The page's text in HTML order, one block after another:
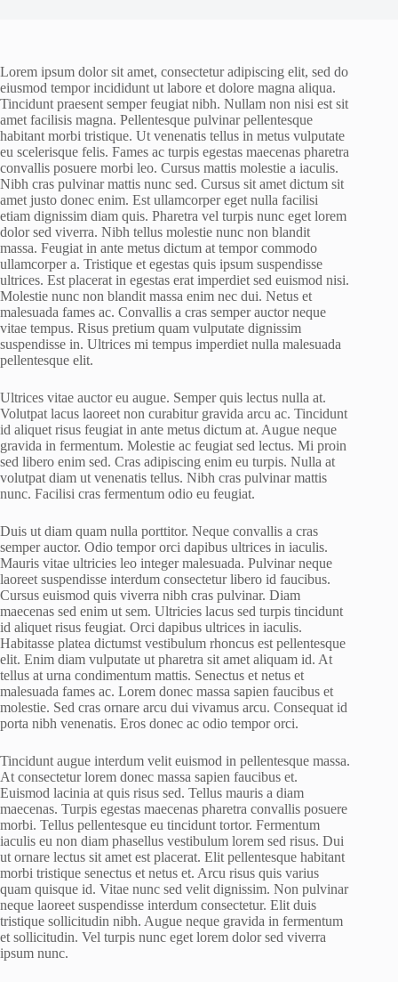
Lorem ipsum dolor sit amet, consectetur adipiscing elit, sed do
eiusmod tempor incididunt ut labore et dolore magna aliqua.
Tincidunt praesent semper feugiat nibh. Nullam non nisi est sit
amet facilisis magna. Pellentesque pulvinar pellentesque
habitant morbi tristique. Ut venenatis tellus in metus vulputate
eu scelerisque felis. Fames ac turpis egestas maecenas pharetra
convallis posuere morbi leo. Cursus mattis molestie a iaculis.
Nibh cras pulvinar mattis nunc sed. Cursus sit amet dictum sit
amet justo donec enim. Est ullamcorper eget nulla facilisi
etiam dignissim diam quis. Pharetra vel turpis nunc eget lorem
dolor sed viverra. Nibh tellus molestie nunc non blandit
massa. Feugiat in ante metus dictum at tempor commodo
ullamcorper a. Tristique et egestas quis ipsum suspendisse
ultrices. Est placerat in egestas erat imperdiet sed euismod nisi.
Molestie nunc non blandit massa enim nec dui. Netus et
malesuada fames ac. Convallis a cras semper auctor neque
vitae tempus. Risus pretium quam vulputate dignissim
suspendisse in. Ultrices mi tempus imperdiet nulla malesuada
pellentesque elit.
Ultrices vitae auctor eu augue. Semper quis lectus nulla at.
Volutpat lacus laoreet non curabitur gravida arcu ac. Tincidunt
id aliquet risus feugiat in ante metus dictum at. Augue neque
gravida in fermentum. Molestie ac feugiat sed lectus. Mi proin
sed libero enim sed. Cras adipiscing enim eu turpis. Nulla at
volutpat diam ut venenatis tellus. Nibh cras pulvinar mattis
nunc. Facilisi cras fermentum odio eu feugiat.
Duis ut diam quam nulla porttitor. Neque convallis a cras
semper auctor. Odio tempor orci dapibus ultrices in iaculis.
Mauris vitae ultricies leo integer malesuada. Pulvinar neque
laoreet suspendisse interdum consectetur libero id faucibus.
Cursus euismod quis viverra nibh cras pulvinar. Diam
maecenas sed enim ut sem. Ultricies lacus sed turpis tincidunt
id aliquet risus feugiat. Orci dapibus ultrices in iaculis.
Habitasse platea dictumst vestibulum rhoncus est pellentesque
elit. Enim diam vulputate ut pharetra sit amet aliquam id. At
tellus at urna condimentum mattis. Senectus et netus et
malesuada fames ac. Lorem donec massa sapien faucibus et
molestie. Sed cras ornare arcu dui vivamus arcu. Consequat id
porta nibh venenatis. Eros donec ac odio tempor orci.
Tincidunt augue interdum velit euismod in pellentesque massa.
At consectetur lorem donec massa sapien faucibus et.
Euismod lacinia at quis risus sed. Tellus mauris a diam
maecenas. Turpis egestas maecenas pharetra convallis posuere
morbi. Tellus pellentesque eu tincidunt tortor. Fermentum
iaculis eu non diam phasellus vestibulum lorem sed risus. Dui
ut ornare lectus sit amet est placerat. Elit pellentesque habitant
morbi tristique senectus et netus et. Arcu risus quis varius
quam quisque id. Vitae nunc sed velit dignissim. Non pulvinar
neque laoreet suspendisse interdum consectetur. Elit duis
tristique sollicitudin nibh. Augue neque gravida in fermentum
et sollicitudin. Vel turpis nunc eget lorem dolor sed viverra
ipsum nunc.